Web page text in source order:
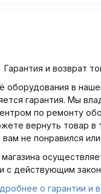
Гарантия и возврат
оборудования в
гарантия. Мы
по ремонту
вернуть товар в
вам не понравился
с действующим
о гарантии и